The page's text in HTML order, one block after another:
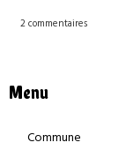
2 commentaires
Menu
Commune